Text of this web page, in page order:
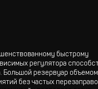
быстрому
регулятора
Большой резервуар
без частых